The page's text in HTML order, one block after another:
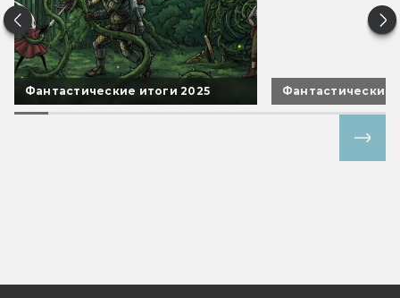
Фантастические итоги 2025 Фантастические